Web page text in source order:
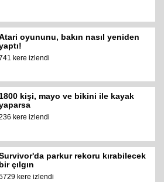
oyununu, bakın nasıl yeniden
kere izlendi
kişi, mayo ve bikini ile kayak
kere izlendi
parkur rekoru kırabilecek
bir çılgın
kere izlendi